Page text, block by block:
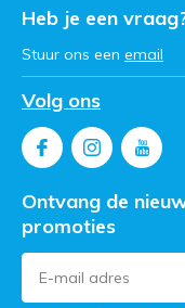
Heb je een
Stuur ons een email
Volg ons
Ontvang de
promoties